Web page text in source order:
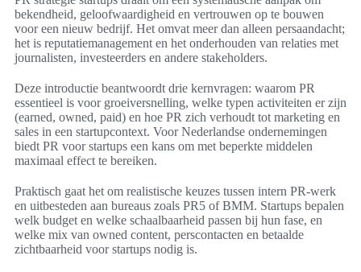
bekendheid, geloofwaardigheid en vertrouwen op te bouwen
voor een nieuw bedrijf. Het omvat meer dan alleen persaandacht;
het is reputatiemanagement en het onderhouden van relaties met
journalisten, investeerders en andere stakeholders.
Deze introductie beantwoordt drie kernvragen: waarom PR
essentieel is voor groeiversnelling, welke typen activiteiten er zijn
(earned, owned, paid) en hoe PR zich verhoudt tot marketing en
sales in een startupcontext. Voor Nederlandse ondernemingen
biedt PR voor startups een kans om met beperkte middelen
maximaal effect te bereiken.
Praktisch gaat het om realistische keuzes tussen intern PR-werk
en uitbesteden aan bureaus zoals PR5 of BMM. Startups bepalen
welk budget en welke schaalbaarheid passen bij hun fase, en
welke mix van owned content, perscontacten en betaalde
zichtbaarheid voor startups nodig is.